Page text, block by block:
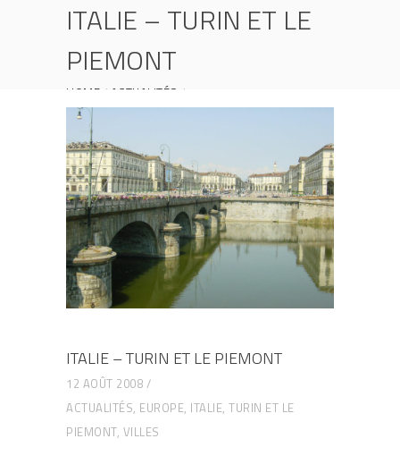
ITALIE – TURIN ET LE
PIEMONT
HOME
ACTUALITÉS
ITALIE – TURIN ET LE PIEMONT
ITALIE – TURIN ET LE PIEMONT
12 AOÛT 2008
ACTUALITÉS, EUROPE, ITALIE, TURIN ET LE
PIEMONT, VILLES